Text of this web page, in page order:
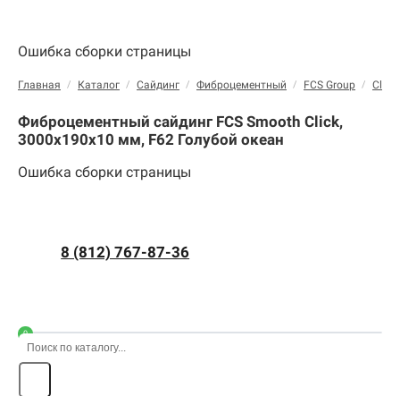
Ошибка сборки страницы
Главная / Каталог / Сайдинг / Фиброцементный / FCS Group / Click
Фиброцементный сайдинг FCS Smooth Click,
3000х190х10 мм, F62 Голубой океан
Ошибка сборки страницы
8 (812) 767-87-36
0